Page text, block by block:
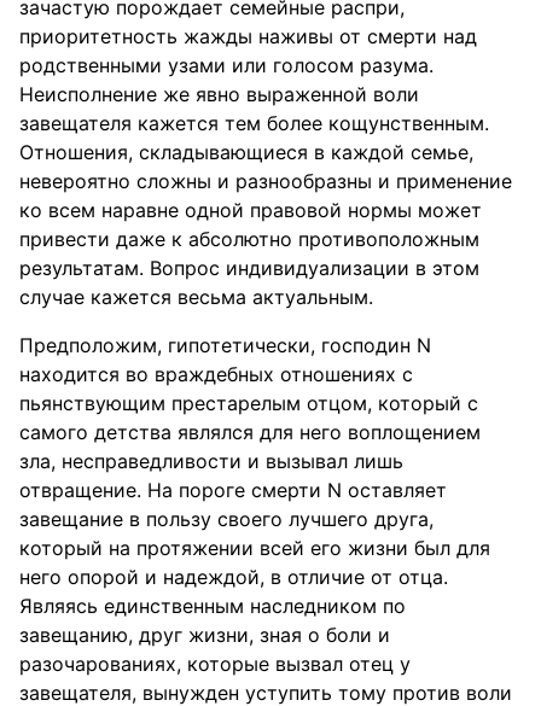
зачастую порождает семейные распри,
приоритетность жажды наживы от смерти над
родственными узами или голосом разума.
Неисполнение же явно выраженной воли
завещателя кажется тем более кощунственным.
Отношения, складывающиеся в каждой семье,
невероятно сложны и разнообразны и применение
ко всем наравне одной правовой нормы может
привести даже к абсолютно противоположным
результатам. Вопрос индивидуализации в этом
случае кажется весьма актуальным.
Предположим, гипотетически, господин N
находится во враждебных отношениях с
пьянствующим престарелым отцом, который с
самого детства являлся для него воплощением
зла, несправедливости и вызывал лишь
отвращение. На пороге смерти N оставляет
завещание в пользу своего лучшего друга,
который на протяжении всей его жизни был для
него опорой и надеждой, в отличие от отца.
Являясь единственным наследником по
завещанию, друг жизни, зная о боли и
разочарованиях, которые вызвал отец у
завещателя, вынужден уступить тому против воли